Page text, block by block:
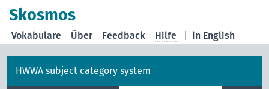
Skosmos
in English
Vokabulare Über Feedback Hilfe
HWWA subject category system